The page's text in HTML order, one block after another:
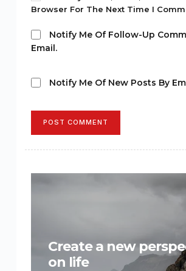
Browser For The Next Time I
Notify Me Of Follow-Up
Email.
Notify Me Of New Posts By
POST COMMENT
Create a new
on life